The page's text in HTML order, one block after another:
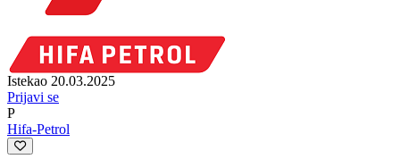
Istekao 20.03.2025
Prijavi se
P
Hifa-Petrol